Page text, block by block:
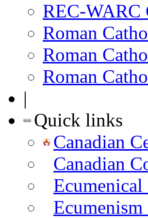
REC-WARC
Roman
Roman
Roman
|
Quick links
Canadian
Canadian